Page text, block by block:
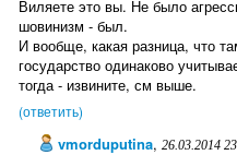
Виляете это вы. Не было
шовинизм - был.
И вообще, какая разница, что
государство одинаково
тогда - извините, см выше.
(ответить)
vmorduputina,26.03.2014